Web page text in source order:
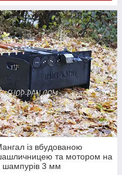
із вбудованою
та мотором на
шампурів 3 мм